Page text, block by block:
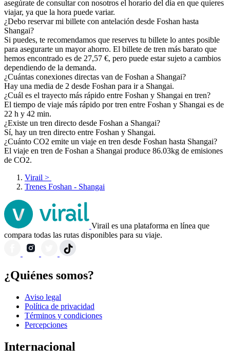
asegúrate de consultar con nosotros el horario del día en que quieres
viajar, ya que la hora puede variar.
¿Debo reservar mi billete con antelación desde Foshan hasta
Shangai?
Si puedes, te recomendamos que reserves tu billete lo antes posible
para asegurarte un mayor ahorro. El billete de tren más barato que
hemos encontrado es de 27,57 €, pero puede estar sujeto a cambios
dependiendo de la demanda.
¿Cuántas conexiones directas van de Foshan a Shangai?
Hay una media de 2 desde Foshan para ir a Shangai.
¿Cuál es el trayecto más rápido entre Foshan y Shangai en tren?
El tiempo de viaje más rápido por tren entre Foshan y Shangai es de
22 h y 42 min.
¿Existe un tren directo desde Foshan a Shangai?
Sí, hay un tren directo entre Foshan y Shangai.
¿Cuánto CO2 emite un viaje en tren desde Foshan hasta Shangai?
El viaje en tren de Foshan a Shangai produce 86.03kg de emisiones
de CO2.
Virail >
Trenes Foshan - Shangai
Virail es una plataforma en línea que
compara todas las rutas disponibles para su viaje.
¿Quiénes somos?
Aviso legal
Política de privacidad
Términos y condiciones
Percepciones
Internacional